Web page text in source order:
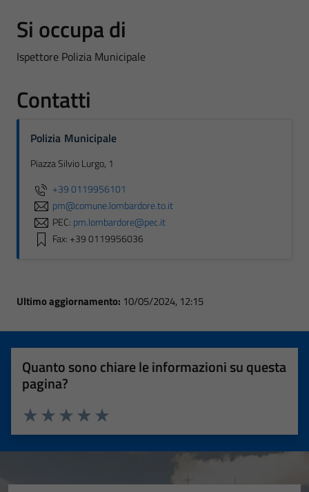
Si occupa di
Ispettore Polizia Municipale
Contatti
Polizia Municipale
Piazza Silvio Lurgo, 1
+39 0119956101
pm@comune.lombardore.to.it
PEC: pm.lombardore@pec.it
Fax: +39 0119956036
Ultimo aggiornamento: 10/05/2024, 12:15
Quanto sono chiare le informazioni su questa
pagina?
Valuta 5 stelle su 5
Valuta 4 stelle su 5
Valuta 3 stelle su 5
Valuta 2 stelle su 5
Valuta 1 stelle su 5